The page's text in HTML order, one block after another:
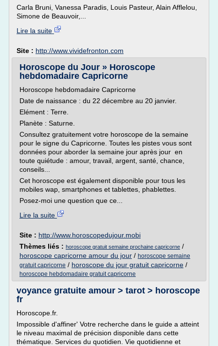
Carla Bruni, Vanessa Paradis, Louis Pasteur, Alain Afflelou,
Simone de Beauvoir,...
Lire la suite
Site : http://www.vividefronton.com
Horoscope du Jour » Horoscope
hebdomadaire Capricorne
Horoscope hebdomadaire Capricorne
Date de naissance : du 22 décembre au 20 janvier.
Elément : Terre.
Planète : Saturne.
Consultez gratuitement votre horoscope de la semaine
pour le signe du Capricorne. Toutes les pistes vous sont
données pour aborder la semaine jour après jour en
toute quiétude : amour, travail, argent, santé, chance,
conseils...
Cet horoscope est également disponible pour tous les
mobiles wap, smartphones et tablettes, phablettes.
Posez-moi une question que ce...
Lire la suite
Site : http://www.horoscopedujour.mobi
Thèmes liés : horoscope gratuit semaine prochaine capricorne /
horoscope capricorne amour du jour / horoscope semaine
gratuit capricorne / horoscope du jour gratuit capricorne /
horoscope hebdomadaire gratuit capricorne
voyance gratuite amour > tarot > horoscope
fr
Horoscope.fr.
Impossible d'affiner' Votre recherche dans le guide a atteint
le niveau maximal de précision disponible dans cette
thématique. Services du quotidien. Vie quotidienne et